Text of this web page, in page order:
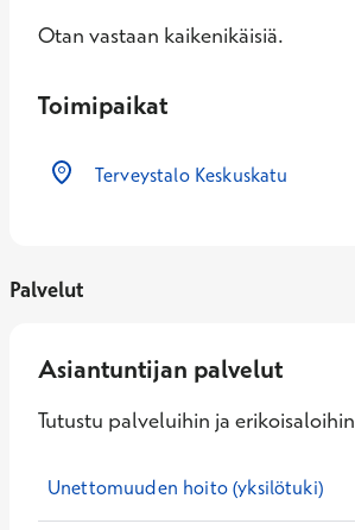
Otan vastaan kaikenikäisiä.
Toimipaikat
Terveystalo Keskuskatu
Palvelut
Asiantuntijan palvelut
Tutustu palveluihin ja erikoisaloihin
Unettomuuden hoito (yksilötuki)